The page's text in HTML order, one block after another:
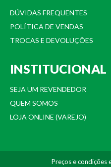
DÚVIDAS FREQUENTES
POLÍTICA DE VENDAS
TROCAS E DEVOLUÇÕES
INSTITUCIONAL
SEJA UM REVENDEDOR
QUEM SOMOS
LOJA ONLINE (VAREJO)
Preços e condições